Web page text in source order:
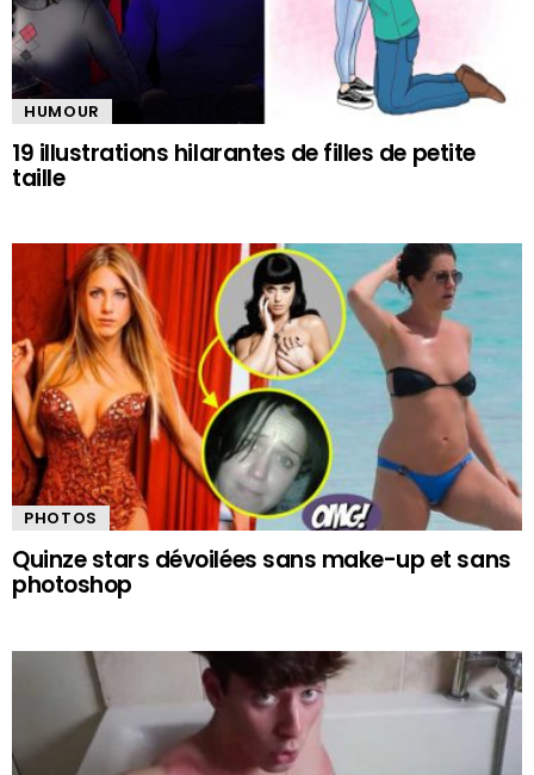
HUMOUR
19 illustrations hilarantes de filles de petite
taille
PHOTOS
Quinze stars dévoilées sans make-up et sans
photoshop